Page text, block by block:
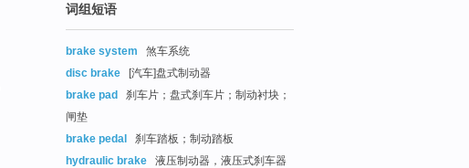
词组短语
brake system
煞车系统
disc brake
[汽车]盘式制动器
brake pad
刹车片；盘式刹车片；制动衬块；
闸垫
brake pedal
刹车踏板；制动踏板
hydraulic brake
液压制动器，液压式刹车器